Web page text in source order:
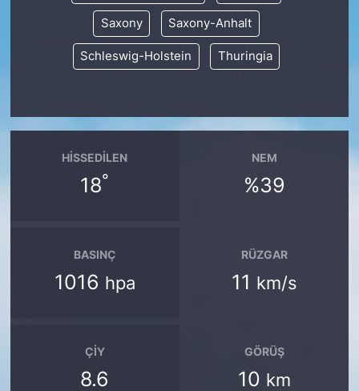
Saxony Saxony-Anhalt
Schleswig-Holstein Thuringia
HISSEDILEN
18°
NEM
%39
BASINÇ
1016 hpa
RÜZGAR
11 km/s
ÇIY
8.6
GÖRÜŞ
10 km